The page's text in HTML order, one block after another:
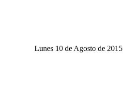
Lunes 10 de Agosto de 2015